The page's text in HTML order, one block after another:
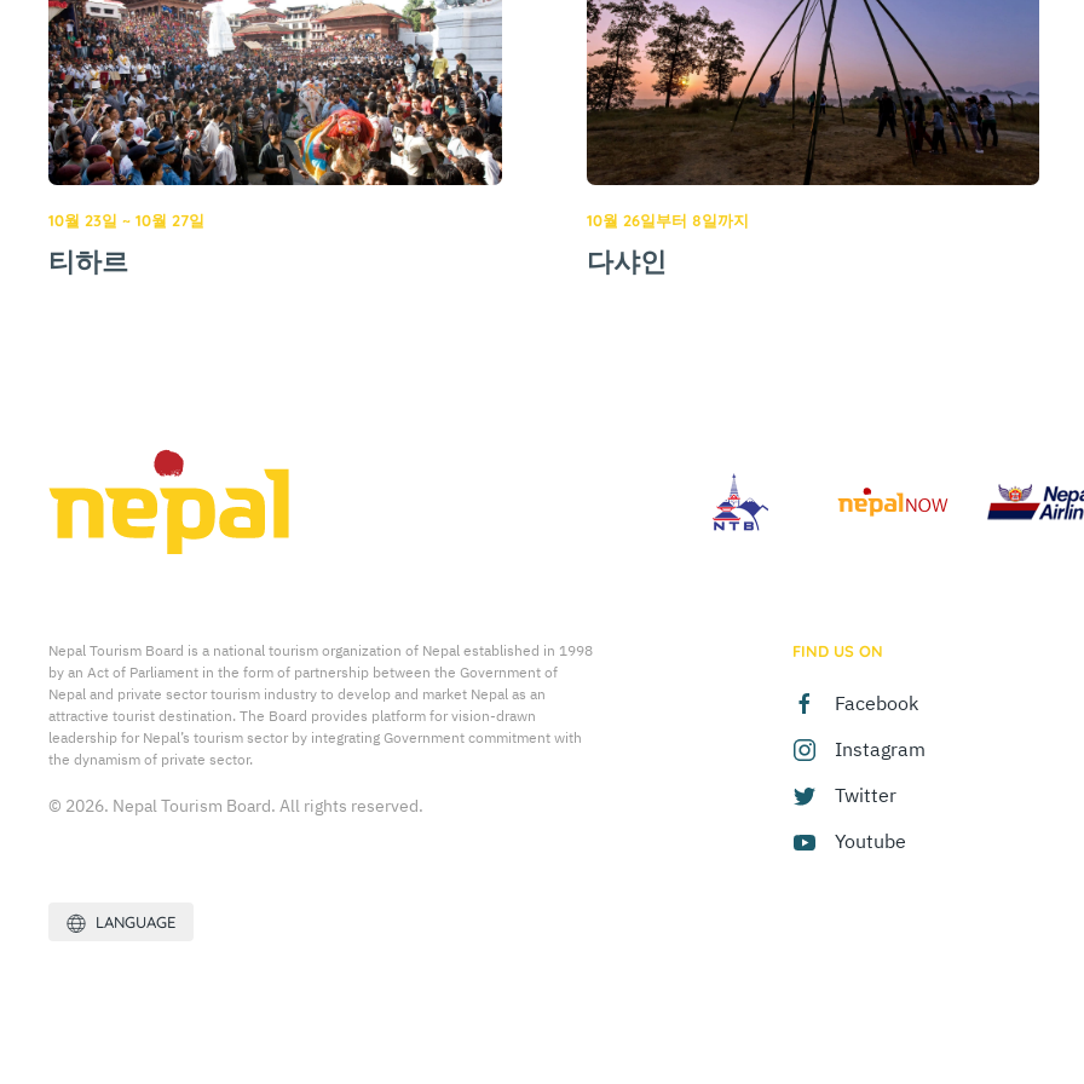
10월 23일 ~ 10월 27일
티하르
10월 26일부터 8일까지
다샤인
Nepal Tourism Board is a national tourism organization of Nepal established in 1998
by an Act of Parliament in the form of partnership between the Government of
Nepal and private sector tourism industry to develop and market Nepal as an
attractive tourist destination. The Board provides platform for vision-drawn
leadership for Nepal’s tourism sector by integrating Government commitment with
the dynamism of private sector.
© 2026. Nepal Tourism Board. All rights reserved.
LANGUAGE
FIND US ON
Facebook
Instagram
Twitter
Youtube